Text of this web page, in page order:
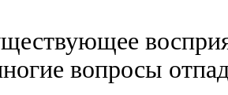
вопросы